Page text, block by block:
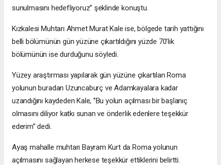
sunulmasını hedefliyoruz’’ şeklinde konuştu.
Kızkalesi Muhtarı Ahmet Murat Kale ise, bölgede tarih yattığını
belli bölümünün gün yüzüne çıkartıldığını yüzde 70’lik
bölümünün ise durduğunu söyledi.
Yüzey araştırması yapılarak gün yüzüne çıkartılan Roma
yolunun buradan Uzuncaburç ve Adamkayalara kadar
uzandığını kaydeden Kale, ‘’Bu yolun açılması bir başlanıç
olmasını diliyor katkı sunan ve önderlik edenlere teşekkür
ederim’’ dedi.
Ayaş mahalle muhtarı Bayram Kurt da Roma yolunun
açılmasını sağlayan herkese teşekkür ettiklerini belirtti.